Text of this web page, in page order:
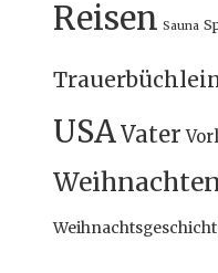
Reisen Sauna
USAVater